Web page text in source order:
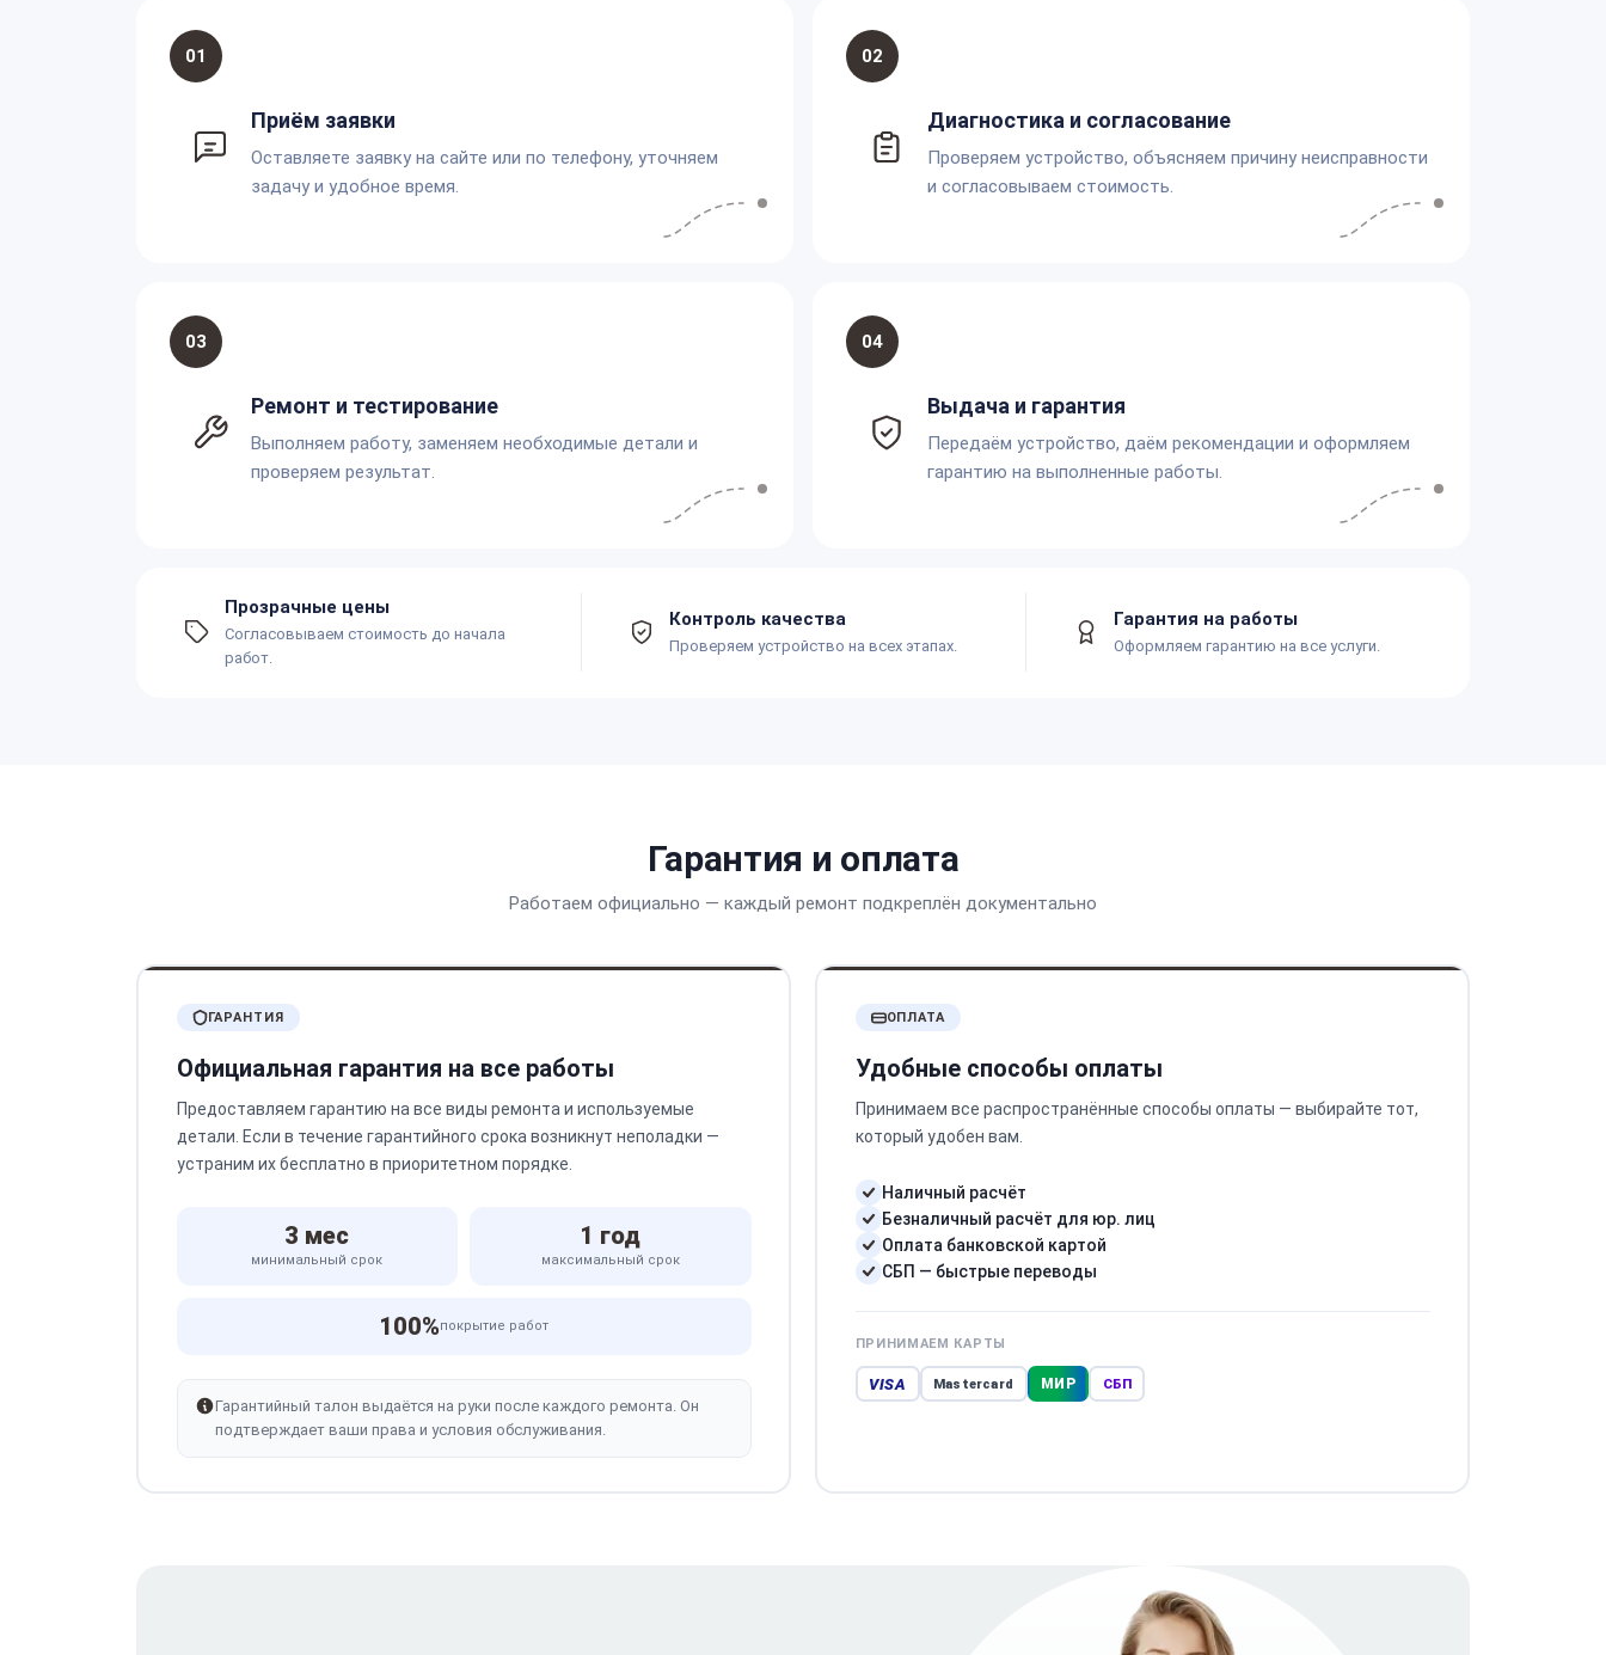
01
Приём заявки
Оставляете заявку на сайте или по телефону, уточняем
задачу и удобное время.
02
Диагностика и согласование
Проверяем устройство, объясняем причину неисправности
и согласовываем стоимость.
03
Ремонт и тестирование
Выполняем работу, заменяем необходимые детали и
проверяем результат.
04
Выдача и гарантия
Передаём устройство, даём рекомендации и оформляем
гарантию на выполненные работы.
Прозрачные цены
Согласовываем стоимость до начала
работ.
Контроль качества
Проверяем устройство на всех этапах.
Гарантия на работы
Оформляем гарантию на все услуги.
Гарантия и оплата
Работаем официально — каждый ремонт подкреплён документально
ГАРАНТИЯ
Официальная гарантия на все работы
Предоставляем гарантию на все виды ремонта и используемые
детали. Если в течение гарантийного срока возникнут неполадки —
устраним их бесплатно в приоритетном порядке.
3 мес
минимальный срок
1 год
максимальный срок
100%покрытие работ
Гарантийный талон выдаётся на руки после каждого ремонта. Он
подтверждает ваши права и условия обслуживания.
ОПЛАТА
Удобные способы оплаты
Принимаем все распространённые способы оплаты — выбирайте тот,
который удобен вам.
Наличный расчёт
Безналичный расчёт для юр. лиц
Оплата банковской картой
СБП — быстрые переводы
ПРИНИМАЕМ КАРТЫ
VISA Mastercard МИР СБП